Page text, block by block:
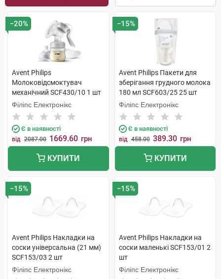
−20%
Avent Philips
Молоковідсмоктувач
механічний SCF430/10 1 шт
Філіпс Електронікс
Є в наявності
від 2087.00 1669.60 грн
КУПИТИ
−15%
Avent Philips Пакети для
зберігання грудного молока
180 мл SCF603/25 25 шт
Філіпс Електронікс
Є в наявності
від 458.00 389.30 грн
КУПИТИ
−15%
Avent Philips Накладки на
соски універсальна (21 мм)
SCF153/03 2 шт
Філіпс Електронікс
−15%
Avent Philips Накладки на
соски маленькі SCF153/01 2
шт
Філіпс Електронікс